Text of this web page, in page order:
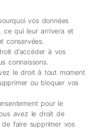
vos données
ce qui leur arrivera et
conservées.
d’accéder à vos
connaissons.
le droit à tout moment
ou bloquer vos
pour le
avez le droit de
faire supprimer vos